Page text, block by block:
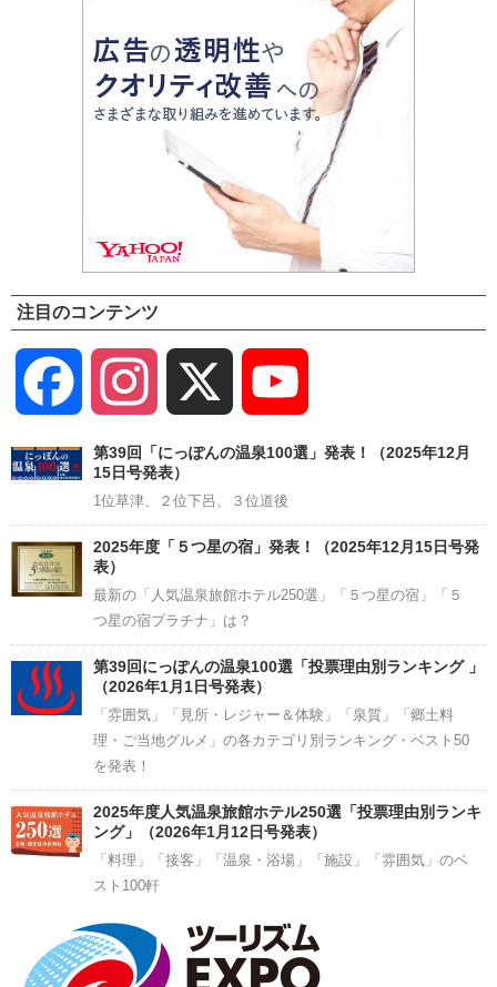
注目のコンテンツ
Facebook Instagram
Channel
第39回「にっぽんの温泉100選」発表！（2025年12月
15日号発表）
1位草津、２位下呂、３位道後
2025年度「５つ星の宿」発表！（2025年12月15日号発
表）
最新の「人気温泉旅館ホテル250選」「５つ星の宿」「５
つ星の宿プラチナ」は？
第39回にっぽんの温泉100選「投票理由別ランキング 」
（2026年1月1日号発表）
「雰囲気」「見所・レジャー＆体験」「泉質」「郷土料
理・ご当地グルメ」の各カテゴリ別ランキング・ベスト50
を発表！
2025年度人気温泉旅館ホテル250選「投票理由別ランキ
ング」（2026年1月12日号発表）
「料理」「接客」「温泉・浴場」「施設」「雰囲気」のベ
スト100軒